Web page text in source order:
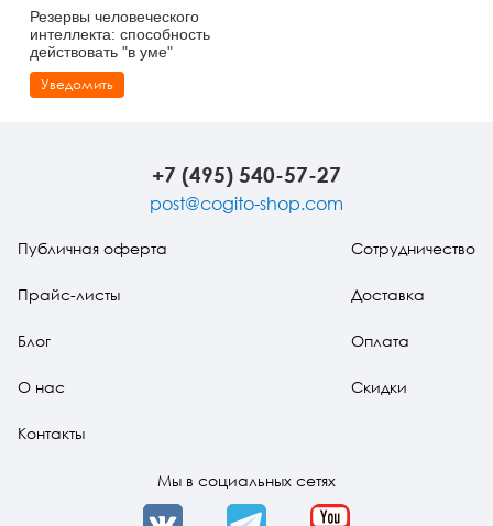
Резервы человеческого
интеллекта: способность
действовать "в уме"
Уведомить
+7 (495) 540-57-27
post@cogito-shop.com
Публичная оферта
Прайс-листы
Блог
О нас
Контакты
Сотрудничество
Доставка
Оплата
Скидки
Мы в социальных сетях